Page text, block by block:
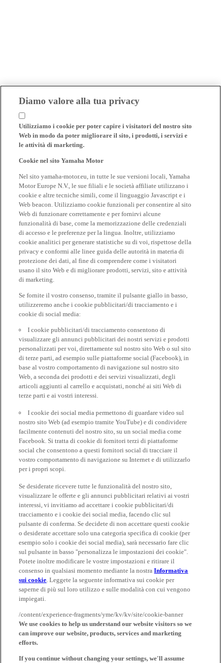
Diamo valore alla tua privacy
Utilizziamo i cookie per poter capire i visitatori del nostro sito
Web in modo da poter migliorare il sito, i prodotti, i servizi e
le attività di marketing.
Cookie nel sito Yamaha Motor
Nel sito yamaha-motor.eu, in tutte le sue versioni locali, Yamaha
Motor Europe N.V., le sue filiali e le società affiliate utilizzano i
cookie e altre tecniche simili, come il linguaggio Javascript e i
Web beacon. Utilizziamo cookie funzionali per consentire al sito
Web di funzionare correttamente e per fornirvi alcune
funzionalità di base, come la memorizzazione delle credenziali
di accesso e le preferenze per la lingua. Inoltre, utilizziamo
cookie analitici per generare statistiche su di voi, rispettose della
privacy e conformi alle linee guida delle autorità in materia di
protezione dei dati, al fine di comprendere come i visitatori
usano il sito Web e di migliorare prodotti, servizi, sito e attività
di marketing.
Se fornite il vostro consenso, tramite il pulsante giallo in basso,
utilizzeremo anche i cookie pubblicitari/di tracciamento e i
cookie di social media:
I cookie pubblicitari/di tracciamento consentono di
visualizzare gli annunci pubblicitari dei nostri servizi e prodotti
personalizzati per voi, direttamente sul nostro sito Web o sul sito
di terze parti, ad esempio sulle piattaforme social (Facebook), in
base al vostro comportamento di navigazione sul nostro sito
Web, a seconda dei prodotti e dei servizi visualizzati, degli
articoli aggiunti al carrello e acquistati, nonché ai siti Web di
terze parti e ai vostri interessi.
I cookie dei social media permettono di guardare video sul
nostro sito Web (ad esempio tramite YouTube) e di condividere
facilmente contenuti del nostro sito, su un social media come
Facebook. Si tratta di cookie di fornitori terzi di piattaforme
social che consentono a questi fornitori social di tracciare il
vostro comportamento di navigazione su Internet e di utilizzarlo
per i propri scopi.
Se desiderate ricevere tutte le funzionalità del nostro sito,
visualizzare le offerte e gli annunci pubblicitari relativi ai vostri
interessi, vi invitiamo ad accettare i cookie pubblicitari/di
tracciamento e i cookie dei social media, facendo clic sul
pulsante di conferma. Se decidete di non accettare questi cookie
o desiderate accettare solo una categoria specifica di cookie (per
esempio solo i cookie dei social media), sarà necessario fare clic
sul pulsante in basso "personalizza le impostazioni dei cookie".
Potete inoltre modificare le vostre impostazioni e ritirare il
consenso in qualsiasi momento mediante la nostraInformativa
sui cookie. Leggete la seguente informativa sui cookie per
saperne di più sul loro utilizzo e sulle modalità con cui vengono
impiegati.
/content/experience-fragments/yme/kv/kv/site/cookie-banner
We use cookies to help us understand our website visitors so we
can improve our website, products, services and marketing
efforts.
If you continue without changing your settings, we'll assume